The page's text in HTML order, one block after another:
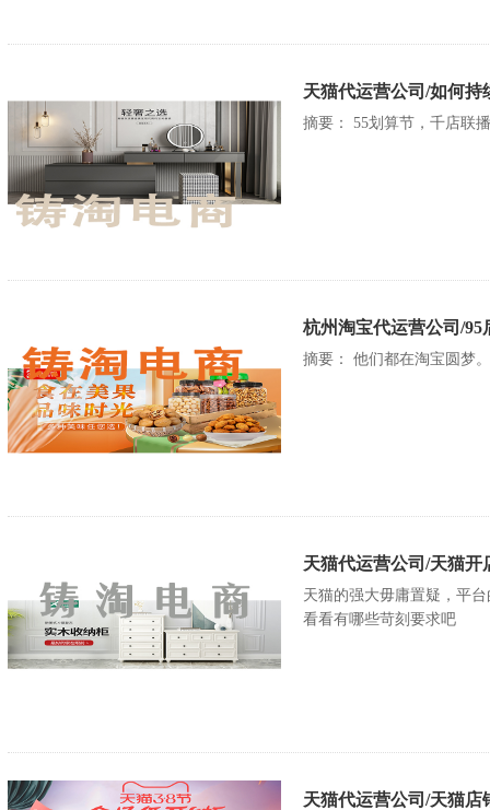
天猫代运营公司/如何持
摘要： 55划算节，千店联
杭州淘宝代运营公司/95
摘要： 他们都在淘宝圆梦。
天猫代运营公司/天猫
天猫的强大毋庸置疑，平
看看有哪些苛刻要求吧
天猫代运营公司/天猫